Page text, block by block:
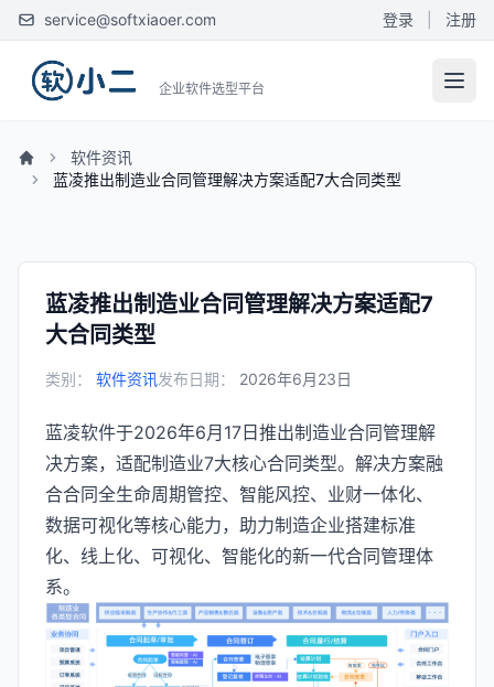
service@softxiaoer.com 登录 注册
企业软件选型平台
软件资讯
蓝凌推出制造业合同管理解决方案适配7大合同类型
蓝凌推出制造业合同管理解决方案适配7
大合同类型
类别： 软件资讯发布日期： 2026年6月23日
蓝凌软件于2026年6月17日推出制造业合同管理解
决方案，适配制造业7大核心合同类型。解决方案融
合合同全生命周期管控、智能风控、业财一体化、
数据可视化等核心能力，助力制造企业搭建标准
化、线上化、可视化、智能化的新一代合同管理体
系。